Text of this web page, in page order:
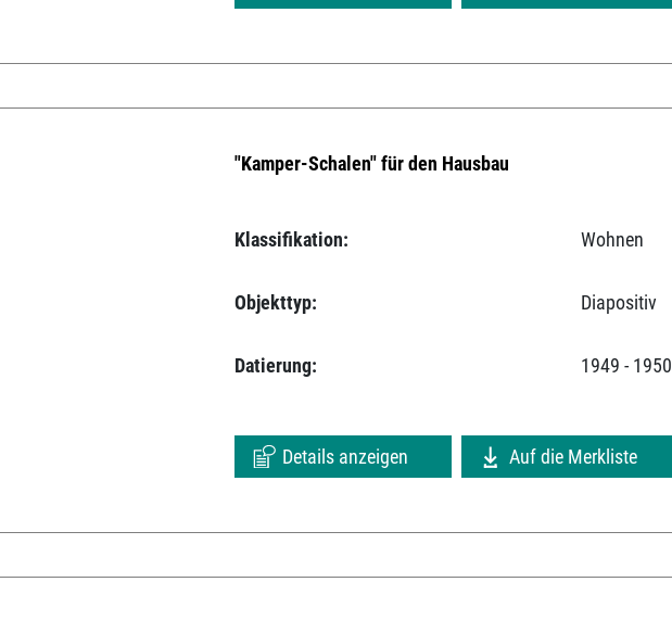
"Kamper-Schalen" für den Hausbau
Klassifikation: Wohnen
Objekttyp: Diapositiv
Datierung: 1949 - 1950
Details anzeigen Auf die Merkliste